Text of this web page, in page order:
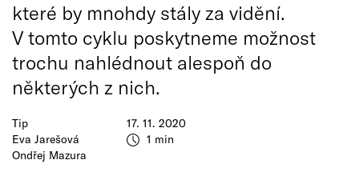
Tip
Eva Jarešová
Ondřej Mazura
17. 11. 2020
1 min
které by mnohdy stály za vidění.
V tomto cyklu poskytneme možnost
trochu nahlédnout alespoň do
některých z nich.